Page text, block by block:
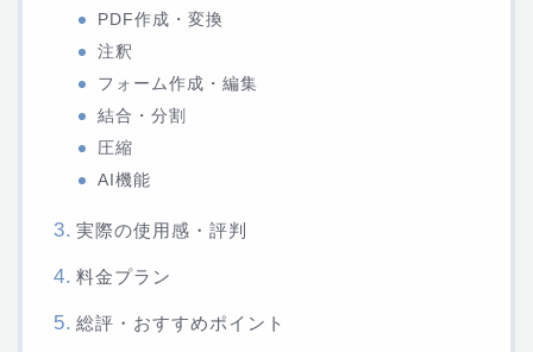
PDF作成・変換
注釈
フォーム作成・編集
結合・分割
圧縮
AI機能
実際の使用感・評判
料金プラン
総評・おすすめポイント